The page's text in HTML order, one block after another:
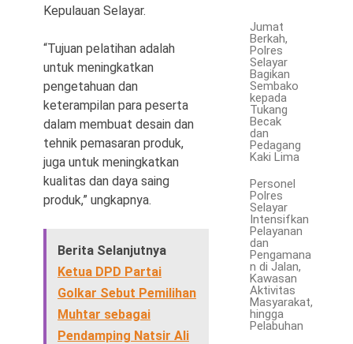
Kepulauan Selayar.
“Tujuan pelatihan adalah
untuk meningkatkan
pengetahuan dan
keterampilan para peserta
dalam membuat desain dan
tehnik pemasaran produk,
juga untuk meningkatkan
kualitas dan daya saing
produk,” ungkapnya.
Berita Selanjutnya
Ketua DPD Partai
Golkar Sebut Pemilihan
Muhtar sebagai
Pendamping Natsir Ali
Jumat
Berkah,
Polres
Selayar
Bagikan
Sembako
kepada
Tukang
Becak
dan
Pedagang
Kaki Lima
Personel
Polres
Selayar
Intensifkan
Pelayanan
dan
Pengamana
n di Jalan,
Kawasan
Aktivitas
Masyarakat,
hingga
Pelabuhan